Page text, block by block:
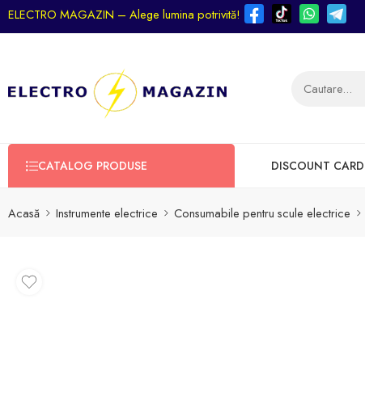
ELECTRO MAGAZIN – Alege lumina potrivită!
CATALOG PRODUSE DISCOUNT CARD
Acasă Instrumente electrice Consumabile pentru scule electrice